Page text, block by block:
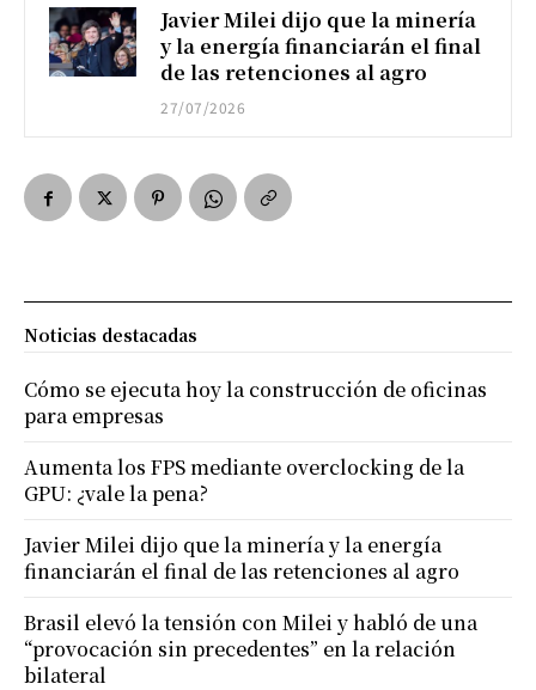
Javier Milei dijo que la minería
y la energía financiarán el final
de las retenciones al agro
27/07/2026
Noticias destacadas
Cómo se ejecuta hoy la construcción de oficinas
para empresas
Aumenta los FPS mediante overclocking de la
GPU: ¿vale la pena?
Javier Milei dijo que la minería y la energía
financiarán el final de las retenciones al agro
Brasil elevó la tensión con Milei y habló de una
“provocación sin precedentes” en la relación
bilateral